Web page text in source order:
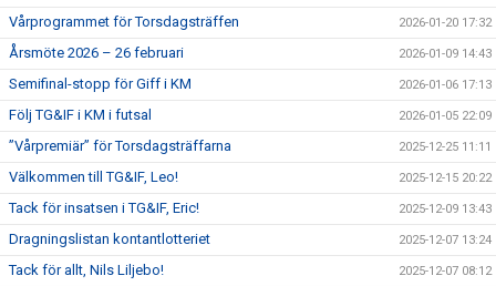
Vårprogrammet för Torsdagsträffen 2026-01-20 17:32
Årsmöte 2026 – 26 februari 2026-01-09 14:43
Semifinal-stopp för Giff i KM 2026-01-06 17:13
Följ TG&IF i KM i futsal 2026-01-05 22:09
”Vårpremiär” för Torsdagsträffarna 2025-12-25 11:11
Välkommen till TG&IF, Leo! 2025-12-15 20:22
Tack för insatsen i TG&IF, Eric! 2025-12-09 13:43
Dragningslistan kontantlotteriet 2025-12-07 13:24
Tack för allt, Nils Liljebo! 2025-12-07 08:12